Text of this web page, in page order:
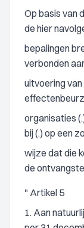
Op basis van
de hier
bepalingen
verbonden
uitvoering
organisaties
bij (.) op een
wijze dat die
de
" Artikel 5
1. Aan